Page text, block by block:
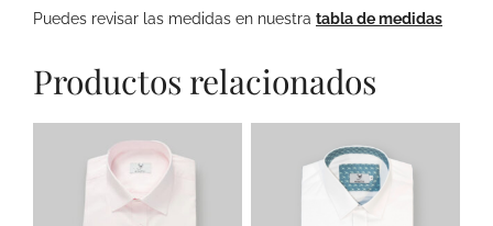
Puedes revisar las medidas en nuestra tabla de medidas
Productos relacionados